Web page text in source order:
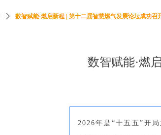
ꄲ 数智赋能·燃启新程 | 第十二届智慧燃气发展论坛成功召
数智赋能·燃
2026年是“十五五”开